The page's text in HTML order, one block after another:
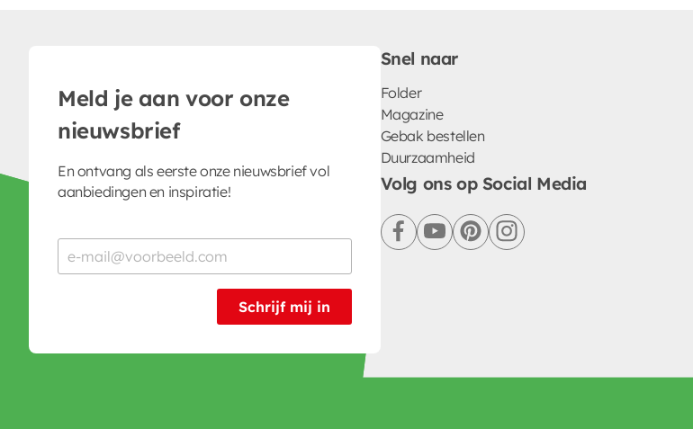
Meld je aan voor onze
nieuwsbrief
En ontvang als eerste onze nieuwsbrief vol
aanbiedingen en inspiratie!
Schrijf mij in
Snel naar
Folder
Magazine
Gebak bestellen
Duurzaamheid
Volg ons op Social Media
facebookyoutubepinterestinstagram